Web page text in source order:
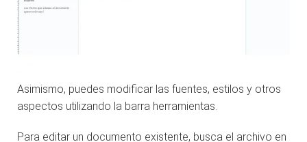
Asimismo, puedes modificar las fuentes, estilos y otros
aspectos utilizando la barra herramientas.
Para editar un documento existente, busca el archivo en